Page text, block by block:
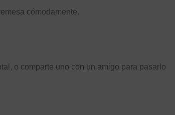
cómodamente.
o comparte uno con un amigo para pasarlo